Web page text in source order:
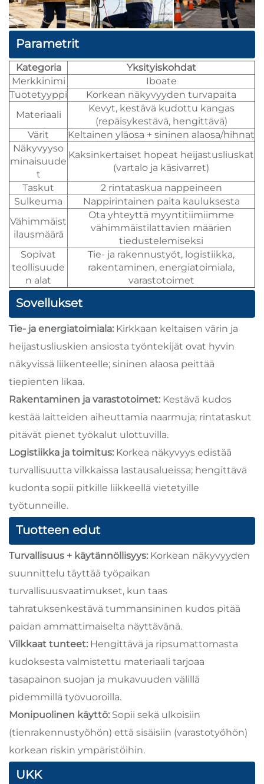
Parametrit
Kategoria
Yksityiskohdat
Merkkinimi
Iboate
Tuotetyyppi
Korkean näkyvyyden turvapaita
Materiaali
Kevyt, kestävä kudottu kangas
(repäisykestävä, hengittävä)
Värit
Keltainen yläosa + sininen alaosa/hihnat
Näkyvyyso
minaisuude
t
Kaksinkertaiset hopeat heijastusliuskat
(vartalo ja käsivarret)
Taskut
2 rintataskua nappeineen
Sulkeuma
Nappirintainen paita kauluksesta
Vähimmäist
ilausmäärä
Ota yhteyttä myyntitiimiimme
vähimmäistilattavien määrien
tiedustelemiseksi
Sopivat
teollisuude
n alat
Tie- ja rakennustyöt, logistiikka,
rakentaminen, energiatoimiala,
varastotoimet
Sovellukset
Tie- ja energiatoimiala: Kirkkaan keltaisen värin ja
heijastusliuskien ansiosta työntekijät ovat hyvin
näkyvissä liikenteelle; sininen alaosa peittää
tiepienten likaa.
Rakentaminen ja varastotoimet: Kestävä kudos
kestää laitteiden aiheuttamia naarmuja; rintataskut
pitävät pienet työkalut ulottuvilla.
Logistiikka ja toimitus: Korkea näkyvyys edistää
turvallisuutta vilkkaissa lastausalueissa; hengittävä
kudonta sopii pitkille liikkeellä vietetyille
työtunneille.
Tuotteen edut
Turvallisuus + käytännöllisyys: Korkean näkyvyyden
suunnittelu täyttää työpaikan
turvallisuusvaatimukset, kun taas
tahratuksenkestävä tummansininen kudos pitää
paidan ammattimaiselta näyttävänä.
Vilkkaat tunteet: Hengittävä ja ripsumattomasta
kudoksesta valmistettu materiaali tarjoaa
tasapainon suojan ja mukavuuden välillä
pidemmillä työvuoroilla.
Monipuolinen käyttö: Sopii sekä ulkoisiin
(tienrakennustyöhön) että sisäisiin (varastotyöhön)
korkean riskin ympäristöihin.
UKK